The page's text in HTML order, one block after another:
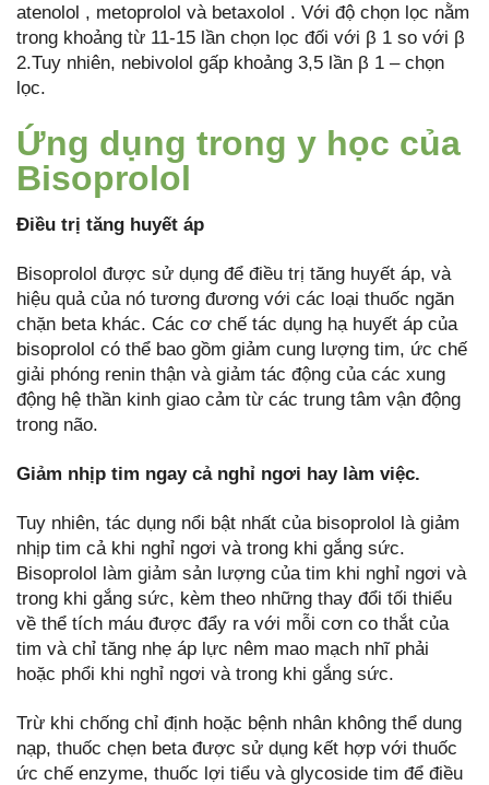
atenolol , metoprolol và betaxolol . Với độ chọn lọc nằm
trong khoảng từ 11-15 lần chọn lọc đối với β 1 so với β
2.Tuy nhiên, nebivolol gấp khoảng 3,5 lần β 1 – chọn
lọc.
Ứng dụng trong y học của
Bisoprolol
Điều trị tăng huyết áp
Bisoprolol được sử dụng để điều trị tăng huyết áp, và
hiệu quả của nó tương đương với các loại thuốc ngăn
chặn beta khác. Các cơ chế tác dụng hạ huyết áp của
bisoprolol có thể bao gồm giảm cung lượng tim, ức chế
giải phóng renin thận và giảm tác động của các xung
động hệ thần kinh giao cảm từ các trung tâm vận động
trong não.
Giảm nhịp tim ngay cả nghỉ ngơi hay làm việc.
Tuy nhiên, tác dụng nổi bật nhất của bisoprolol là giảm
nhịp tim cả khi nghỉ ngơi và trong khi gắng sức.
Bisoprolol làm giảm sản lượng của tim khi nghỉ ngơi và
trong khi gắng sức, kèm theo những thay đổi tối thiểu
về thể tích máu được đẩy ra với mỗi cơn co thắt của
tim và chỉ tăng nhẹ áp lực nêm mao mạch nhĩ phải
hoặc phổi khi nghỉ ngơi và trong khi gắng sức.
Trừ khi chống chỉ định hoặc bệnh nhân không thể dung
nạp, thuốc chẹn beta được sử dụng kết hợp với thuốc
ức chế enzyme, thuốc lợi tiểu và glycoside tim để điều